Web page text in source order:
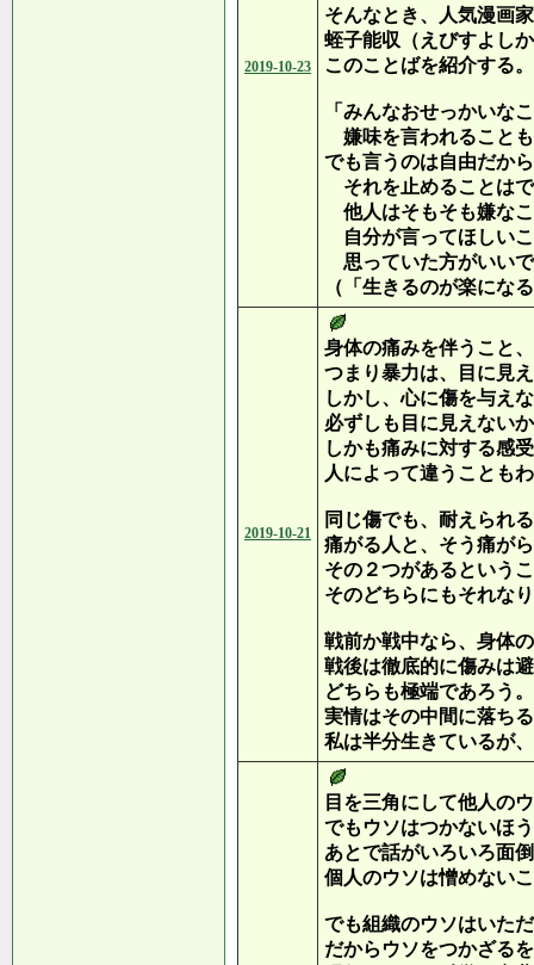
2019-10-23
そんなとき、人気漫画
蛭子能収（えびすよし
このことばを紹介する。
「みんなおせっかいな
嫌味を言われること
でも言うのは自由だか
それを止めることは
他人はそもそも嫌な
自分が言ってほしい
思っていた方がいい
（「生きるのが楽に
2019-10-21
身体の痛みを伴うこと、
つまり暴力は、目に見
しかし、心に傷を与え
必ずしも目に見えない
しかも痛みに対する感
人によって違うことも
同じ傷でも、耐えられ
痛がる人と、そう痛が
その２つがあるという
そのどちらにもそれな
戦前か戦中なら、身体
戦後は徹底的に傷みは
どちらも極端であろう。
実情はその中間に落ち
私は半分生きているが
目を三角にして他人の
でもウソはつかないほ
あとで話がいろいろ面
個人のウソは憎めない
でも組織のウソはいた
だからウソをつかざる